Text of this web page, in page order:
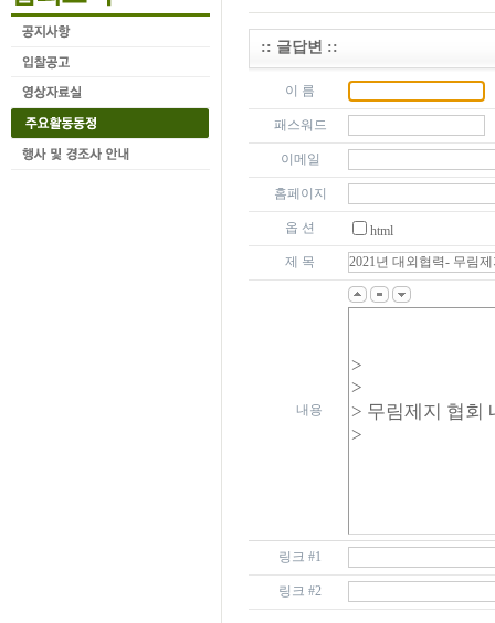
:: 글답변 ::
이 름
패스워드
이메일
홈페이지
옵 션
html
제 목
내용
링크 #1
링크 #2